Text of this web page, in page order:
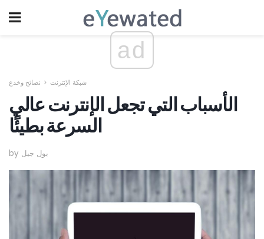
ad
شبكة الإنترنت نصائح وخدع
الأسباب التي تجعل الإنترنت عالي
السرعة بطيئًا
by بول جيل